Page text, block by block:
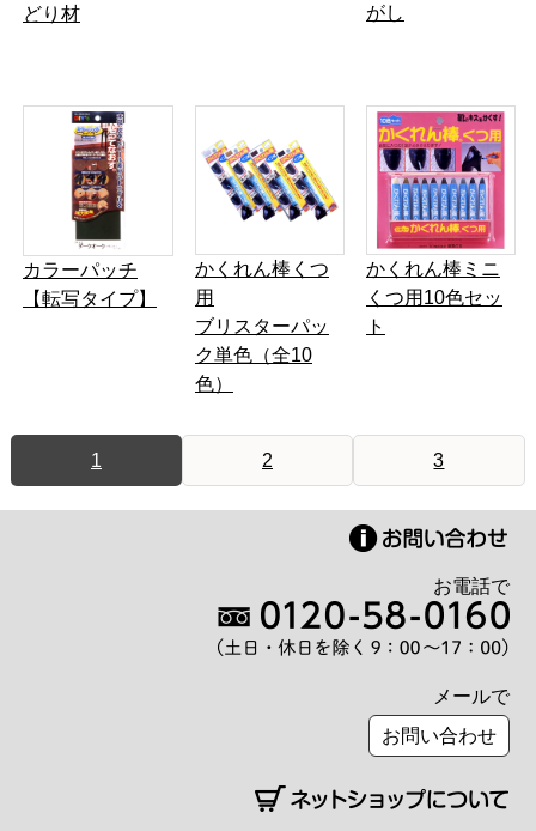
どり材
がし
カラーパッチ
【転写タイプ】
かくれん棒くつ
用
ブリスターパッ
ク単色（全10
色）
かくれん棒ミニ
くつ用10色セッ
ト
1 2 3
お電話で
メールで
お問い合わせ